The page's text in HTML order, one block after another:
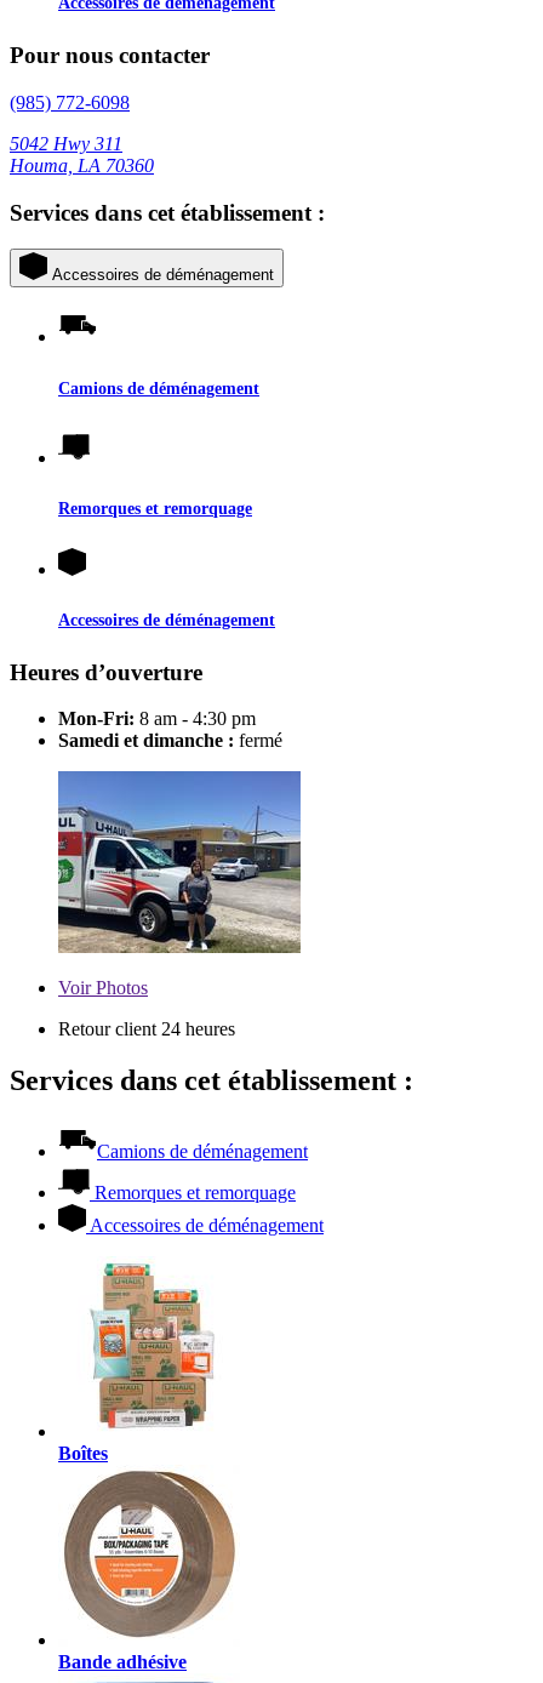
Pour nous contacter
(985) 772-6098
5042 Hwy 311
Houma, LA 70360
Services dans cet établissement :
Accessoires de déménagement
Camions de déménagement
Remorques et remorquage
Accessoires de déménagement
Heures d’ouverture
Mon-Fri: 8 am - 4:30 pm
Samedi et dimanche : fermé
VoirPhotos
Retour client 24 heures
Services dans cet établissement :
Camions de déménagement
Remorques et remorquage
Accessoires de déménagement
Boîtes
Bande adhésive